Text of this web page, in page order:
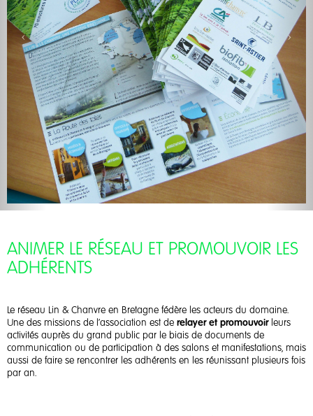
ANIMER LE RÉSEAU ET PROMOUVOIR LES
ADHÉRENTS
Le réseau Lin & Chanvre en Bretagne fédère les acteurs du domaine.
Une des missions de l’association est de relayer et promouvoirleurs
activités auprès du grand public par le biais de documents de
communication ou de participation à des salons et manifestations, mais
aussi de faire se rencontrer les adhérents en les réunissant plusieurs fois
par an.